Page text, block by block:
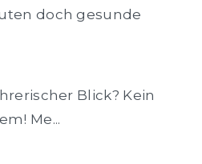
doch gesunde
Blick? Kein
Me...